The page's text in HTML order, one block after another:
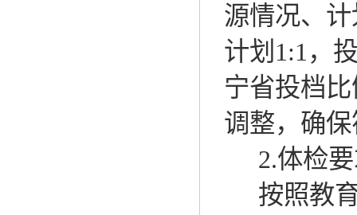
源情况、
计划 1:1 ，
宁省投档
调整，确
2.体检
按照教